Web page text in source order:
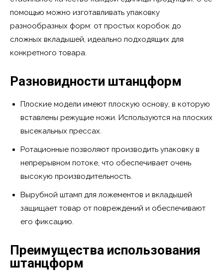
помощью можно изготавливать упаковку
разнообразных форм: от простых коробок до
сложных вкладышей, идеально подходящих для
конкретного товара.
Разновидности штанцформ
Плоские модели имеют плоскую основу, в которую
вставлены режущие ножи. Используются на плоских
высекальных прессах.
Ротационные позволяют производить упаковку в
непрерывном потоке, что обеспечивает очень
высокую производительность.
Вырубной штамп для ложементов и вкладышей
защищает товар от повреждений и обеспечивают
его фиксацию.
Преимущества использования
штанцформ